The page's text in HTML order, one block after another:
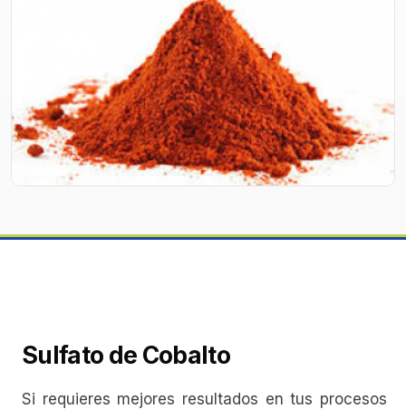
Sulfato de Cobalto
Si requieres mejores resultados en tus procesos